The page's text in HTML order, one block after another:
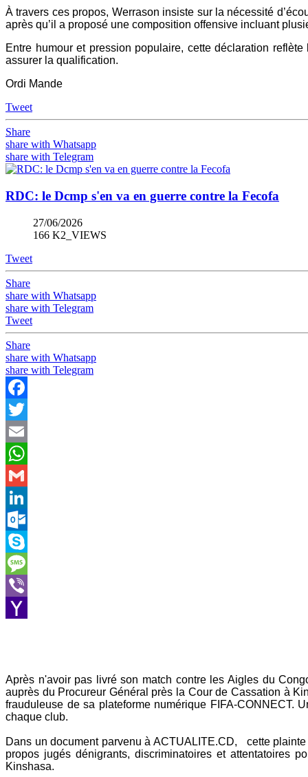
À travers ces propos, Werrason insiste sur la nécessité
après qu’il a proposé une composition offensive incluant
Entre humour et pression populaire, cette déclaration
assurer la qualification.
Ordi Mande
Tweet
Share
share with Whatsapp
share with Telegram
RDC: le Dcmp s'en va en guerre contre la Fecofa
27/06/2026
166 K2_VIEWS
Tweet
Share
share with Whatsapp
share with Telegram
Tweet
Share
share with Whatsapp
share with Telegram
Facebook
Twitter
Email
WhatsApp
Gmail
LinkedIn
Outlook.com
Skype
Message
Viber
Après n'avoir pas livré son match contre les Aigles du
auprès du Procureur Général près la Cour de Cassation à
frauduleuse de sa plateforme numérique FIFA-CONNECT.
chaque club.
Dans un document parvenu à ACTUALITE.CD, cette
propos jugés dénigrants, discriminatoires et attentatoires
Kinshasa.